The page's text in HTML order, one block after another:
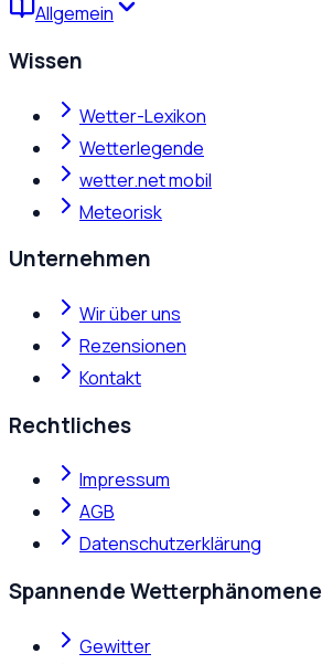
Allgemein
Wissen
Wetter-Lexikon
Wetterlegende
wetter.net mobil
Meteorisk
Unternehmen
Wir über uns
Rezensionen
Kontakt
Rechtliches
Impressum
AGB
Datenschutzerklärung
Spannende Wetterphänomene
Gewitter